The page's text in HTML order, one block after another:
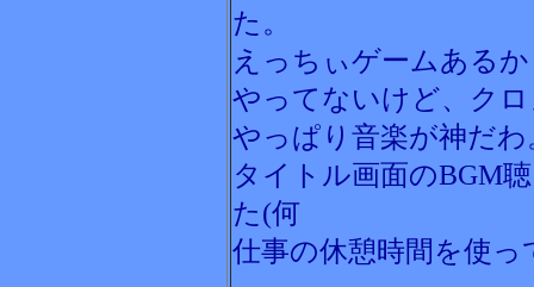
た。
えっちぃゲームある
やってないけど、ク
やっぱり音楽が神だわ
タイトル画面のBGM
た(何
仕事の休憩時間を使